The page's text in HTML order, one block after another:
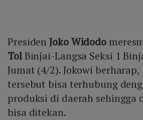
PresidenJoko Widodo
TolBinjai-Langsa Seksi 1
Jumat (4/2). Jokowi
tersebut bisa terhubung
produksi di daerah sehingga
bisa ditekan.